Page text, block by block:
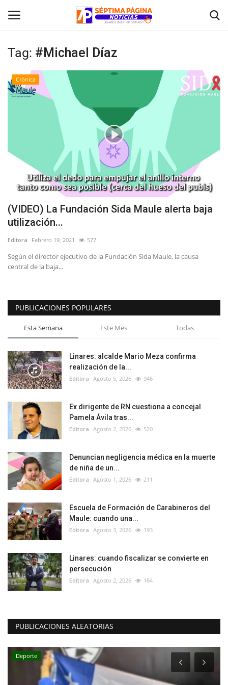
Crónica
Deporte
Espectáculos
Tag: #Michael Díaz
Crónica
(VIDEO) La Fundación Sida Maule alerta baja
utilización...
Editora Febrero 19, 2021 577
Según el director ejecutivo de la Fundación Sida Maule, la causa
central de la baja...
PUBLICACIONES POPULARES
Esta Semana Este Mes Todas
Linares: alcalde Mario Meza confirma
realización de la...
Editora Agosto 5, 2026 946
Ex dirigente de RN cuestiona a concejal
Pamela Ávila tras...
Editora Agosto 2, 2026 520
Denuncian negligencia médica en la muerte
de niña de un...
Editora Agosto 1, 2026 211
Escuela de Formación de Carabineros del
Maule: cuando una...
Editora Agosto 3, 2026 193
Linares: cuando fiscalizar se convierte en
persecución
Editora Agosto 2, 2026 184
PUBLICACIONES ALEATORIAS
Deporte